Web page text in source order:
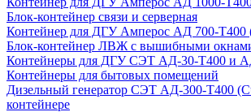
Блок-контейнер связи и серверная
Контейнер для ДГУ Амперос АД 700-Т400
Блок-контейнер ЛВЖ с вышибными
Контейнеры для ДГУ СЭТ АД-30-Т400 и
Контейнеры для бытовых помещений
Дизельный генератор СЭТ АД-300-Т400
контейнере